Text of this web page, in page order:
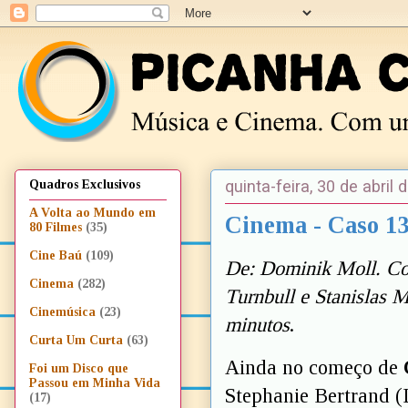
quinta-feira, 30 de abril
Cinema - Caso
De: Dominik Moll.
Turnbull e Stanislas
minutos.
Ainda no começo de
Stephanie Bertrand
Quadros Exclusivos
A Volta ao Mundo em
80 Filmes (35)
Cine Baú (109)
Cinema (282)
Cinemúsica (23)
Curta Um Curta (63)
Foi um Disco que
Passou em Minha Vida
(17)